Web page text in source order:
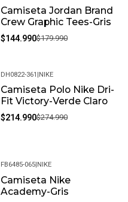
-19%
Camiseta Jordan Brand
Crew Graphic Tees-Gris
$144.990$179.990
-22%
DH0822-361 |NIKE
Camiseta Polo Nike Dri-
Fit Victory-Verde Claro
$214.990$274.990
-33%
FB6485-065 NIKE
Camiseta Nike
Academy-Gris